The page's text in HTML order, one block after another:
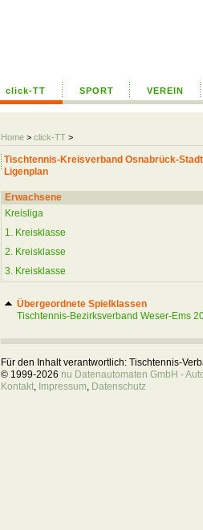
click-TT SPORT VEREIN
Home > click-TT >
Tischtennis-Kreisverband Osnabrück-
Ligenplan
Erwachsene
Kreisliga
1. Kreisklasse
2. Kreisklasse
3. Kreisklasse
Übergeordnete Spielklassen
Tischtennis-Bezirksverband Weser-Ems
Für den Inhalt verantwortlich: Tischtennis-
© 1999-2026 nu Datenautomaten GmbH -
Kontakt, Impressum, Datenschutz